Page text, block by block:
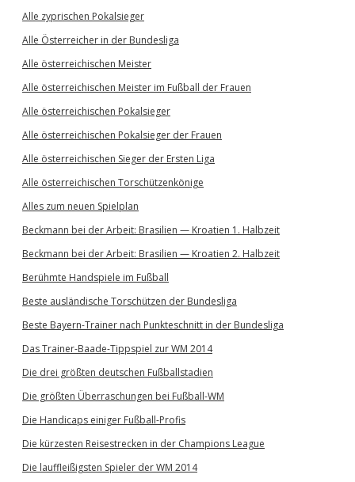
Alle zyprischen Pokalsieger
Alle Österreicher in der Bundesliga
Alle österreichischen Meister
Alle österreichischen Meister im Fußball der Frauen
Alle österreichischen Pokalsieger
Alle österreichischen Pokalsieger der Frauen
Alle österreichischen Sieger der Ersten Liga
Alle österreichischen Torschützenkönige
Alles zum neuen Spielplan
Beckmann bei der Arbeit: Brasilien — Kroatien 1. Halbzeit
Beckmann bei der Arbeit: Brasilien — Kroatien 2. Halbzeit
Berühmte Handspiele im Fußball
Beste ausländische Torschützen der Bundesliga
Beste Bayern-Trainer nach Punkteschnitt in der Bundesliga
Das Trainer-Baade-Tippspiel zur WM 2014
Die drei größten deutschen Fußballstadien
Die größten Überraschungen bei Fußball-WM
Die Handicaps einiger Fußball-Profis
Die kürzesten Reisestrecken in der Champions League
Die lauffleißigsten Spieler der WM 2014